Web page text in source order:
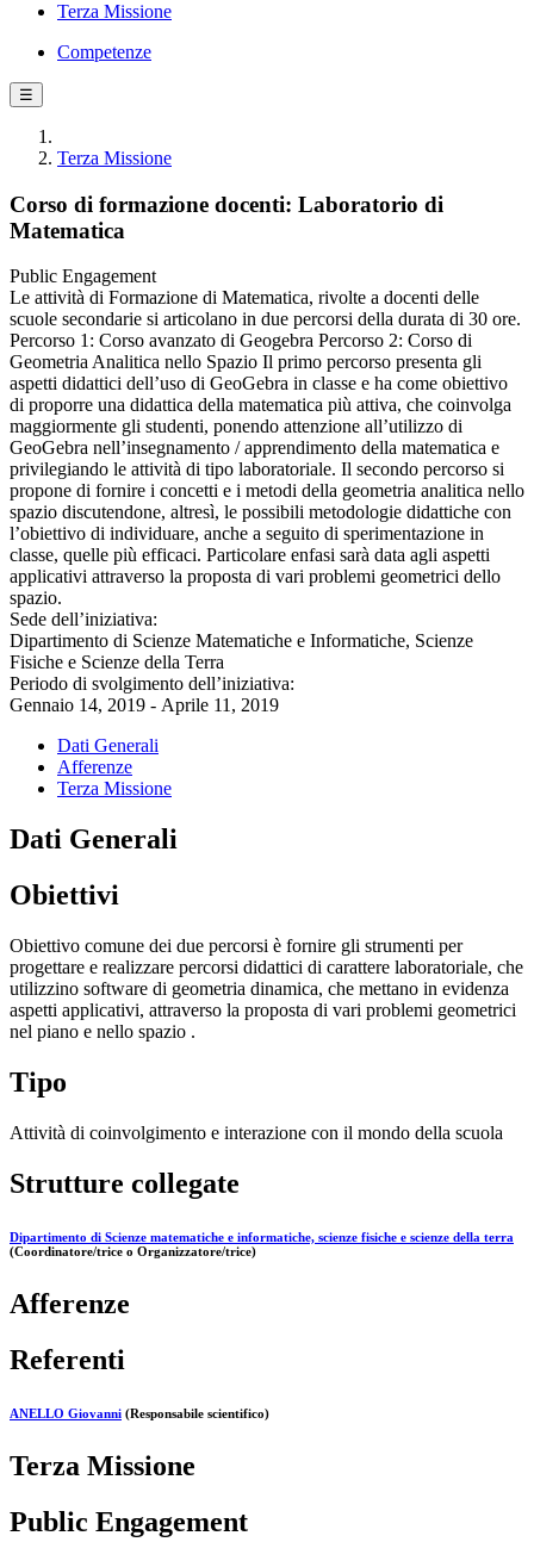
Terza Missione
Competenze
☰
Terza Missione
Corso di formazione docenti: Laboratorio di
Matematica
Public Engagement
Le attività di Formazione di Matematica, rivolte a docenti delle
scuole secondarie si articolano in due percorsi della durata di 30 ore.
Percorso 1: Corso avanzato di Geogebra Percorso 2: Corso di
Geometria Analitica nello Spazio Il primo percorso presenta gli
aspetti didattici dell’uso di GeoGebra in classe e ha come obiettivo
di proporre una didattica della matematica più attiva, che coinvolga
maggiormente gli studenti, ponendo attenzione all’utilizzo di
GeoGebra nell’insegnamento / apprendimento della matematica e
privilegiando le attività di tipo laboratoriale. Il secondo percorso si
propone di fornire i concetti e i metodi della geometria analitica nello
spazio discutendone, altresì, le possibili metodologie didattiche con
l’obiettivo di individuare, anche a seguito di sperimentazione in
classe, quelle più efficaci. Particolare enfasi sarà data agli aspetti
applicativi attraverso la proposta di vari problemi geometrici dello
spazio.
Sede dell’iniziativa:
Dipartimento di Scienze Matematiche e Informatiche, Scienze
Fisiche e Scienze della Terra
Periodo di svolgimento dell’iniziativa:
Gennaio 14, 2019 - Aprile 11, 2019
Dati Generali
Afferenze
Terza Missione
Dati Generali
Obiettivi
Obiettivo comune dei due percorsi è fornire gli strumenti per
progettare e realizzare percorsi didattici di carattere laboratoriale, che
utilizzino software di geometria dinamica, che mettano in evidenza
aspetti applicativi, attraverso la proposta di vari problemi geometrici
nel piano e nello spazio .
Tipo
Attività di coinvolgimento e interazione con il mondo della scuola
Strutture collegate
Dipartimento di Scienze matematiche e informatiche, scienze fisiche e scienze della terra
(Coordinatore/trice o Organizzatore/trice)
Afferenze
Referenti
ANELLO Giovanni (Responsabile scientifico)
Terza Missione
Public Engagement